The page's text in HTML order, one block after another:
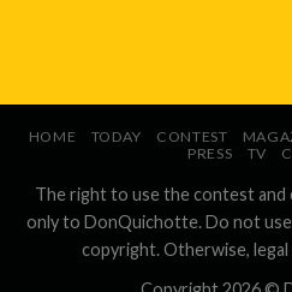
HOME TODAY CONTEST
PRESS
TV
The right to use the contest
only to DonQuichotte. Do not
copyright. Otherwise, legal